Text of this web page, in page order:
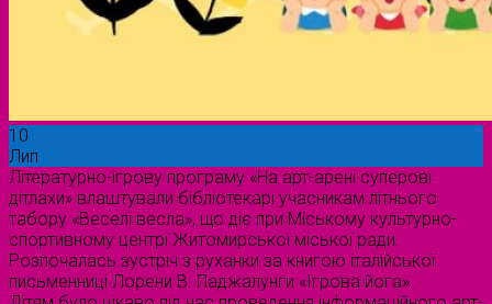
10
Лип
Літературно-ігрову програму «На арт-арені суперові
дітлахи» влаштували бібліотекарі учасникам літнього
табору «Веселі весла», що діє при Міському культурно-
спортивному центрі Житомирської міської ради.
Розпочалась зустріч з руханки за книгою італійської
письменниці Лорени В. Паджалунги «Ігрова йога».